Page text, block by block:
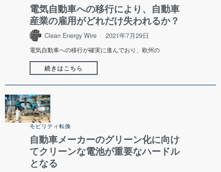
電気自動車への移行により、自動車
産業の雇用がどれだけ失われるか？
Clean Energy Wire 2021年7月29日
電気自動車への移行が確実に進んでおり、欧州の
続きはこちら
モビリティ転換
自動車メーカーのグリーン化に向け
てクリーンな電池が重要なハードル
となる